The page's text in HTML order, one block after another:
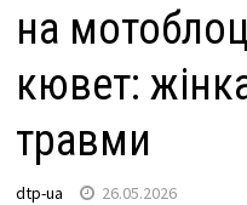
на
кювет:
травми
dtp-ua 26.05.2026